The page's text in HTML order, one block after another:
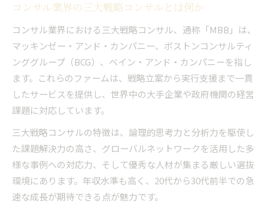
コンサル業界の三大戦略コンサルとは何か
コンサル業界における三大戦略コンサル、通称「MBB」は、
マッキンゼー・アンド・カンパニー、ボストンコンサルティ
ンググループ（BCG）、ベイン・アンド・カンパニーを指し
ます。これらのファームは、戦略立案から実行支援まで一貫
したサービスを提供し、世界中の大手企業や政府機関の経営
課題に対応しています。
三大戦略コンサルの特徴は、論理的思考力と分析力を駆使し
た課題解決力の高さ、グローバルネットワークを活用した多
様な事例への対応力、そして優秀な人材が集まる厳しい選抜
環境にあります。年収水準も高く、20代から30代前半での急
速な成長が期待できる点が魅力です。